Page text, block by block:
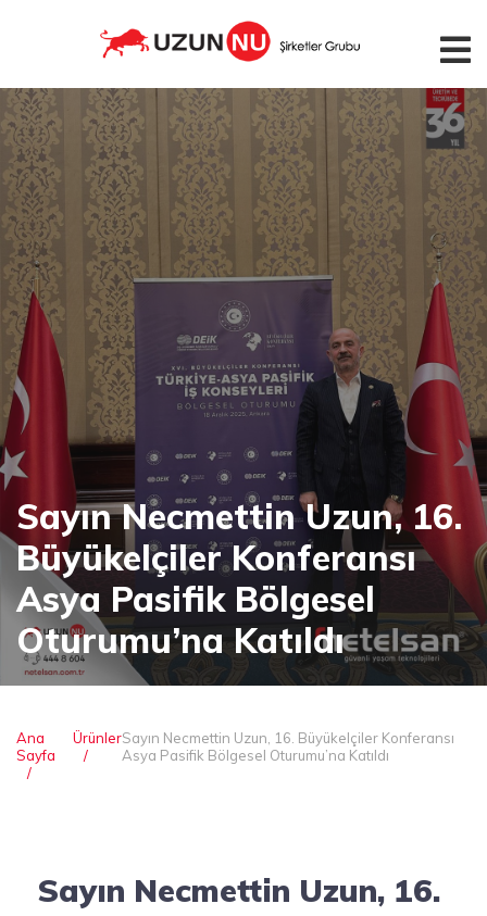
Sayın Necmettin Uzun, 16.
Büyükelçiler Konferansı
Asya Pasifik Bölgesel
Oturumu’na Katıldı
Ana
Sayfa
ÜrünlerSayın Necmettin Uzun, 16. Büyükelçiler Konferansı
Asya Pasifik Bölgesel Oturumu’na Katıldı
Sayın Necmettin Uzun, 16.